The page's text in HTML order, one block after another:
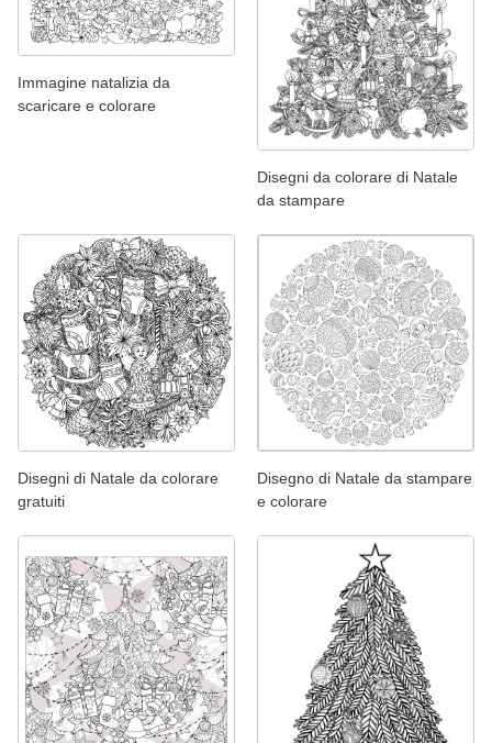
Immagine natalizia da
scaricare e colorare
Disegni da colorare di Natale
da stampare
Disegni di Natale da colorare
gratuiti
Disegno di Natale da stampare
e colorare